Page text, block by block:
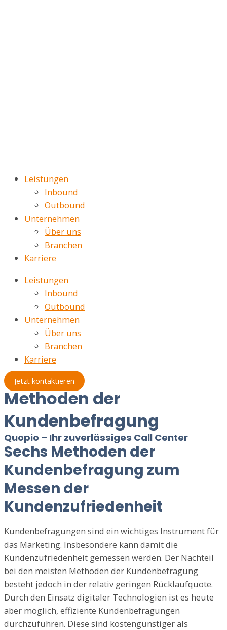
Leistungen
Inbound
Outbound
Unternehmen
Über uns
Branchen
Karriere
Leistungen
Inbound
Outbound
Unternehmen
Über uns
Branchen
Karriere
Jetzt kontaktieren
Methoden der
Kundenbefragung
Quopio – Ihr zuverlässiges Call Center
Sechs Methoden der
Kundenbefragung zum
Messen der
Kundenzufriedenheit
Kundenbefragungen sind ein wichtiges Instrument für
das Marketing. Insbesondere kann damit die
Kundenzufriedenheit gemessen werden. Der Nachteil
bei den meisten Methoden der Kundenbefragung
besteht jedoch in der relativ geringen Rücklaufquote.
Durch den Einsatz digitaler Technologien ist es heute
aber möglich, effiziente Kundenbefragungen
durchzuführen. Diese sind kostengünstiger als